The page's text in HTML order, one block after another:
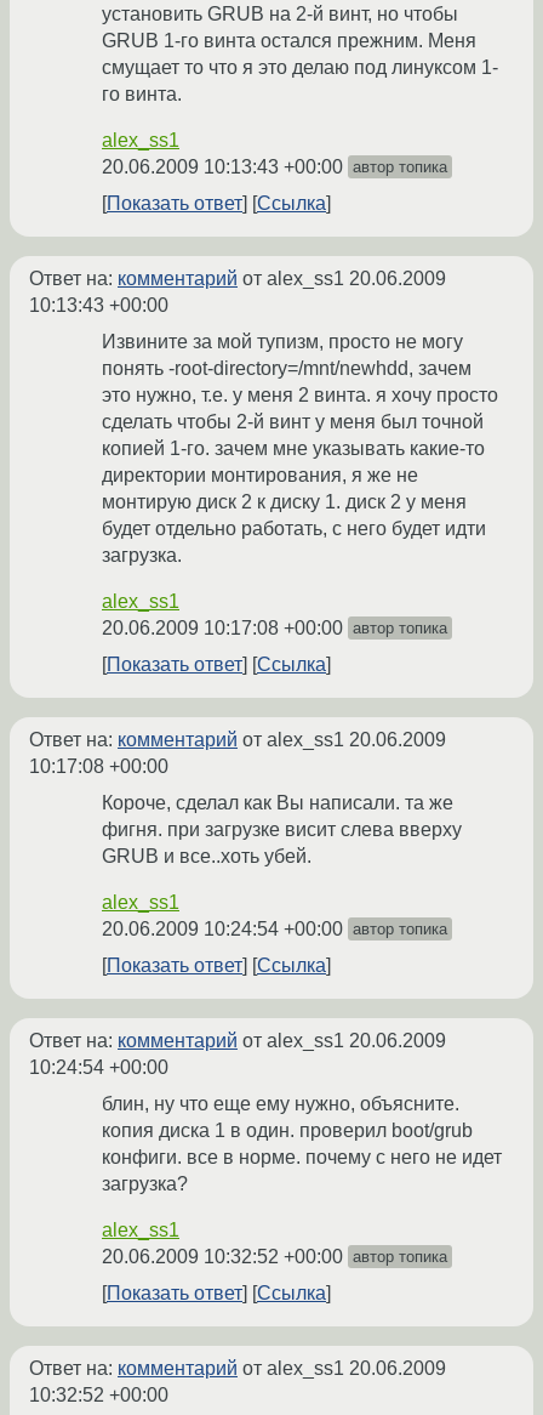
установить GRUB на 2-й винт, но чтобы
GRUB 1-го винта остался прежним. Меня
смущает то что я это делаю под линуксом 1-
го винта.
alex_ss1
20.06.2009 10:13:43 +00:00 автор топика
Показать ответ Ссылка
Ответ на: комментарий от alex_ss1 20.06.2009
10:13:43 +00:00
Извините за мой тупизм, просто не могу
понять -root-directory=/mnt/newhdd, зачем
это нужно, т.е. у меня 2 винта. я хочу просто
сделать чтобы 2-й винт у меня был точной
копией 1-го. зачем мне указывать какие-то
директории монтирования, я же не
монтирую диск 2 к диску 1. диск 2 у меня
будет отдельно работать, с него будет идти
загрузка.
alex_ss1
20.06.2009 10:17:08 +00:00 автор топика
Показать ответ Ссылка
Ответ на: комментарий от alex_ss1 20.06.2009
10:17:08 +00:00
Короче, сделал как Вы написали. та же
фигня. при загрузке висит слева вверху
GRUB и все..хоть убей.
alex_ss1
20.06.2009 10:24:54 +00:00 автор топика
Показать ответ Ссылка
Ответ на: комментарий от alex_ss1 20.06.2009
10:24:54 +00:00
блин, ну что еще ему нужно, объясните.
копия диска 1 в один. проверил boot/grub
конфиги. все в норме. почему с него не идет
загрузка?
alex_ss1
20.06.2009 10:32:52 +00:00 автор топика
Показать ответ Ссылка
Ответ на: комментарий от alex_ss1 20.06.2009
10:32:52 +00:00